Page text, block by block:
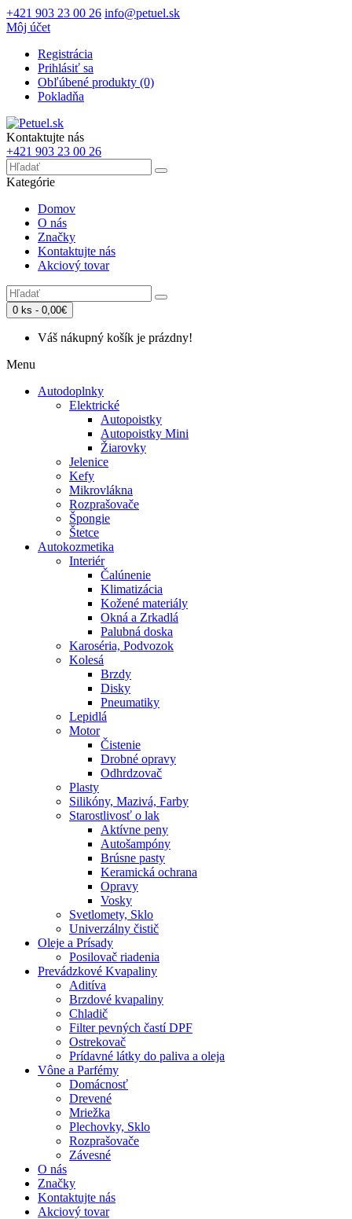
+421 903 23 00 26 info@petuel.sk
Môj účet
Registrácia
Prihlásiť sa
Obľúbené produkty (0)
Pokladňa
Kontaktujte nás
+421 903 23 00 26
Kategórie
Domov
O nás
Značky
Kontaktujte nás
Akciový tovar
0 ks - 0,00€
Váš nákupný košík je prázdny!
Menu
Autodoplnky
Elektrické
Autopoistky
Autopoistky Mini
Žiarovky
Jelenice
Kefy
Mikrovlákna
Rozprašovače
Špongie
Štetce
Autokozmetika
Interiér
Čalúnenie
Klimatizácia
Kožené materiály
Okná a Zrkadlá
Palubná doska
Karoséria, Podvozok
Kolesá
Brzdy
Disky
Pneumatiky
Lepidlá
Motor
Čistenie
Drobné opravy
Odhrdzovač
Plasty
Silikóny, Mazivá, Farby
Starostlivosť o lak
Aktívne peny
Autošampóny
Brúsne pasty
Keramická ochrana
Opravy
Vosky
Svetlomety, Sklo
Univerzálny čistič
Oleje a Prísady
Posilovač riadenia
Prevádzkové Kvapaliny
Aditíva
Brzdové kvapaliny
Chladič
Filter pevných častí DPF
Ostrekovač
Prídavné látky do paliva a oleja
Vône a Parfémy
Domácnosť
Drevené
Mriežka
Plechovky, Sklo
Rozprašovače
Závesné
O nás
Značky
Kontaktujte nás
Akciový tovar